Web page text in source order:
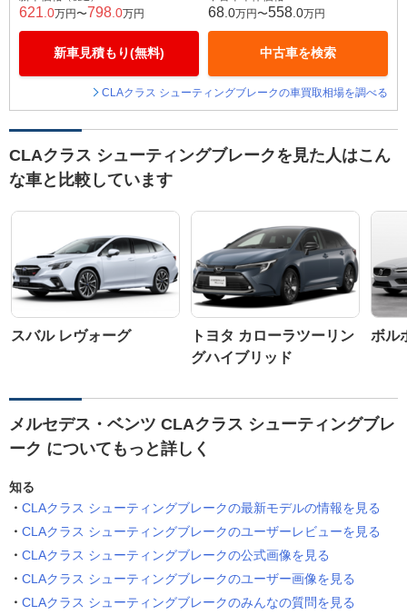
621 .0万円〜798 .0万円
新車見積もり(無料)
68 .0万円〜558 .0万円
中古車を検索
CLAクラス シューティングブレークの車買取相場を調べる
CLAクラス シューティングブレークを見た人はこん
な車と比較しています
スバル レヴォーグ
トヨタ カローラツーリン
グハイブリッド
ボル
メルセデス・ベンツ CLAクラス シューティングブレ
ーク についてもっと詳しく
知る
CLAクラス シューティングブレークの最新モデルの情報を見る
CLAクラス シューティングブレークのユーザーレビューを見る
CLAクラス シューティングブレークの公式画像を見る
CLAクラス シューティングブレークのユーザー画像を見る
CLAクラス シューティングブレークのみんなの質問を見る